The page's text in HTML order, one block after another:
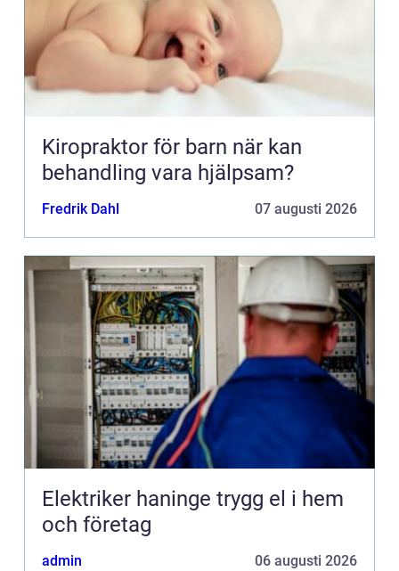
Kiropraktor för barn när kan
behandling vara hjälpsam?
Fredrik Dahl 07 augusti 2026
Elektriker haninge trygg el i hem
och företag
admin 06 augusti 2026